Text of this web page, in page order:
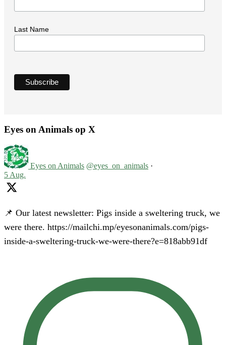
Last Name
Eyes on Animals op X
Eyes on Animals @eyes_on_animals ·
5 Aug.
📌 Our latest newsletter: Pigs inside a sweltering truck, we
were there. https://mailchi.mp/eyesonanimals.com/pigs-
inside-a-sweltering-truck-we-were-there?e=818abb91df